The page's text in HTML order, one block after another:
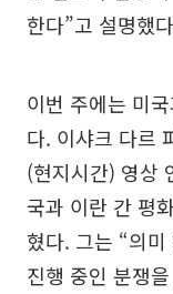
한다”고 설명했
이번 주에는 미
다. 이샤크 다르
(현지시간) 영상
국과 이란 간 평
혔다. 그는 “의
진행 중인 분쟁